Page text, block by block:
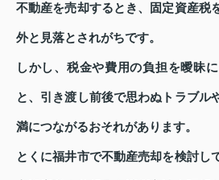
不動産を売却するとき、固定資産税
外と見落とされがちです。
しかし、税金や費用の負担を曖昧
と、引き渡し前後で思わぬトラブル
満につながるおそれがあります。
とくに福井市で不動産売却を検討し